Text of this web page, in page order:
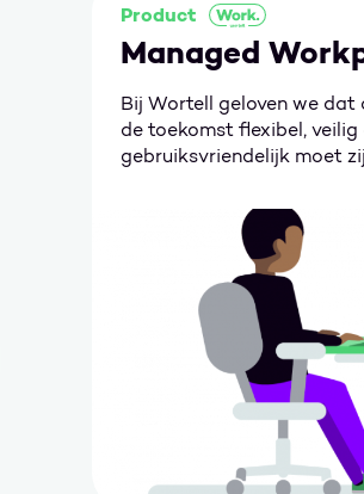
Product
Managed
Bij Wortell geloven we dat
de toekomst flexibel, veilig
gebruiksvriendelijk moet
Ga naar Managed Workplace